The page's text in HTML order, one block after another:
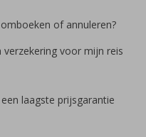
of annuleren?
verzekering voor mijn reis
laagste prijsgarantie